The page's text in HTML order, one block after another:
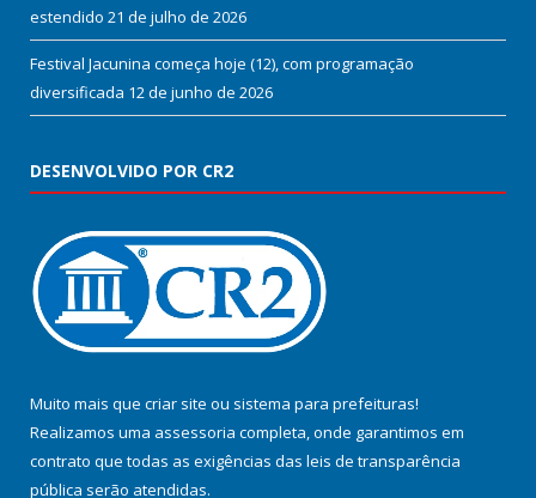
estendido 21 de julho de 2026
Festival Jacunina começa hoje (12), com programação
diversificada 12 de junho de 2026
DESENVOLVIDO POR CR2
Muito mais que criar site ou sistema para prefeituras!
Realizamos uma assessoria completa, onde garantimos em
contrato que todas as exigências das leis de transparência
pública serão atendidas.